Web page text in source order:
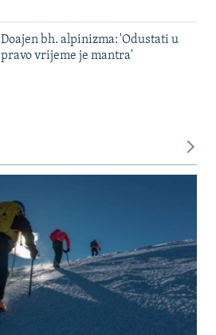
Doajen bh. alpinizma: 'Odustati u
pravo vrijeme je mantra'